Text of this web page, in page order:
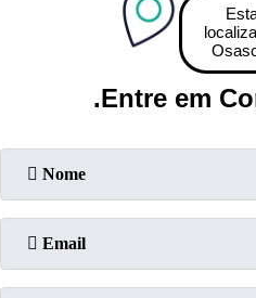
.Entre em